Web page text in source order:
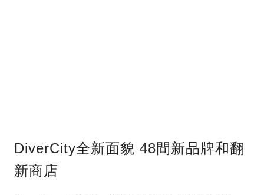
DiverCity全新面貌 48間新品牌和翻
新商店